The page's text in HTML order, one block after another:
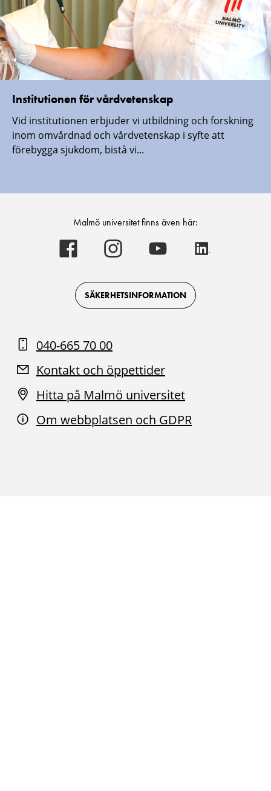
Institutionen för vårdvetenskap
Vid institutionen erbjuder vi utbildning och forskning
inom omvårdnad och vårdvetenskap i syfte att
förebygga sjukdom, bistå vi...
Malmö universitet finns även här:
Malmö
universitet
on
Facebook
Malmö
universitet
on
Instagram
Malmö
universitet
on
Youtube
SÄKERHETSINFORMATION
040-665 70 00
Kontakt och öppettider
Hitta på Malmö universitet
Om webbplatsen och GDPR